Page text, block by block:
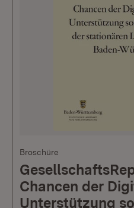
Broschüre
Chancen der
Unterstützung